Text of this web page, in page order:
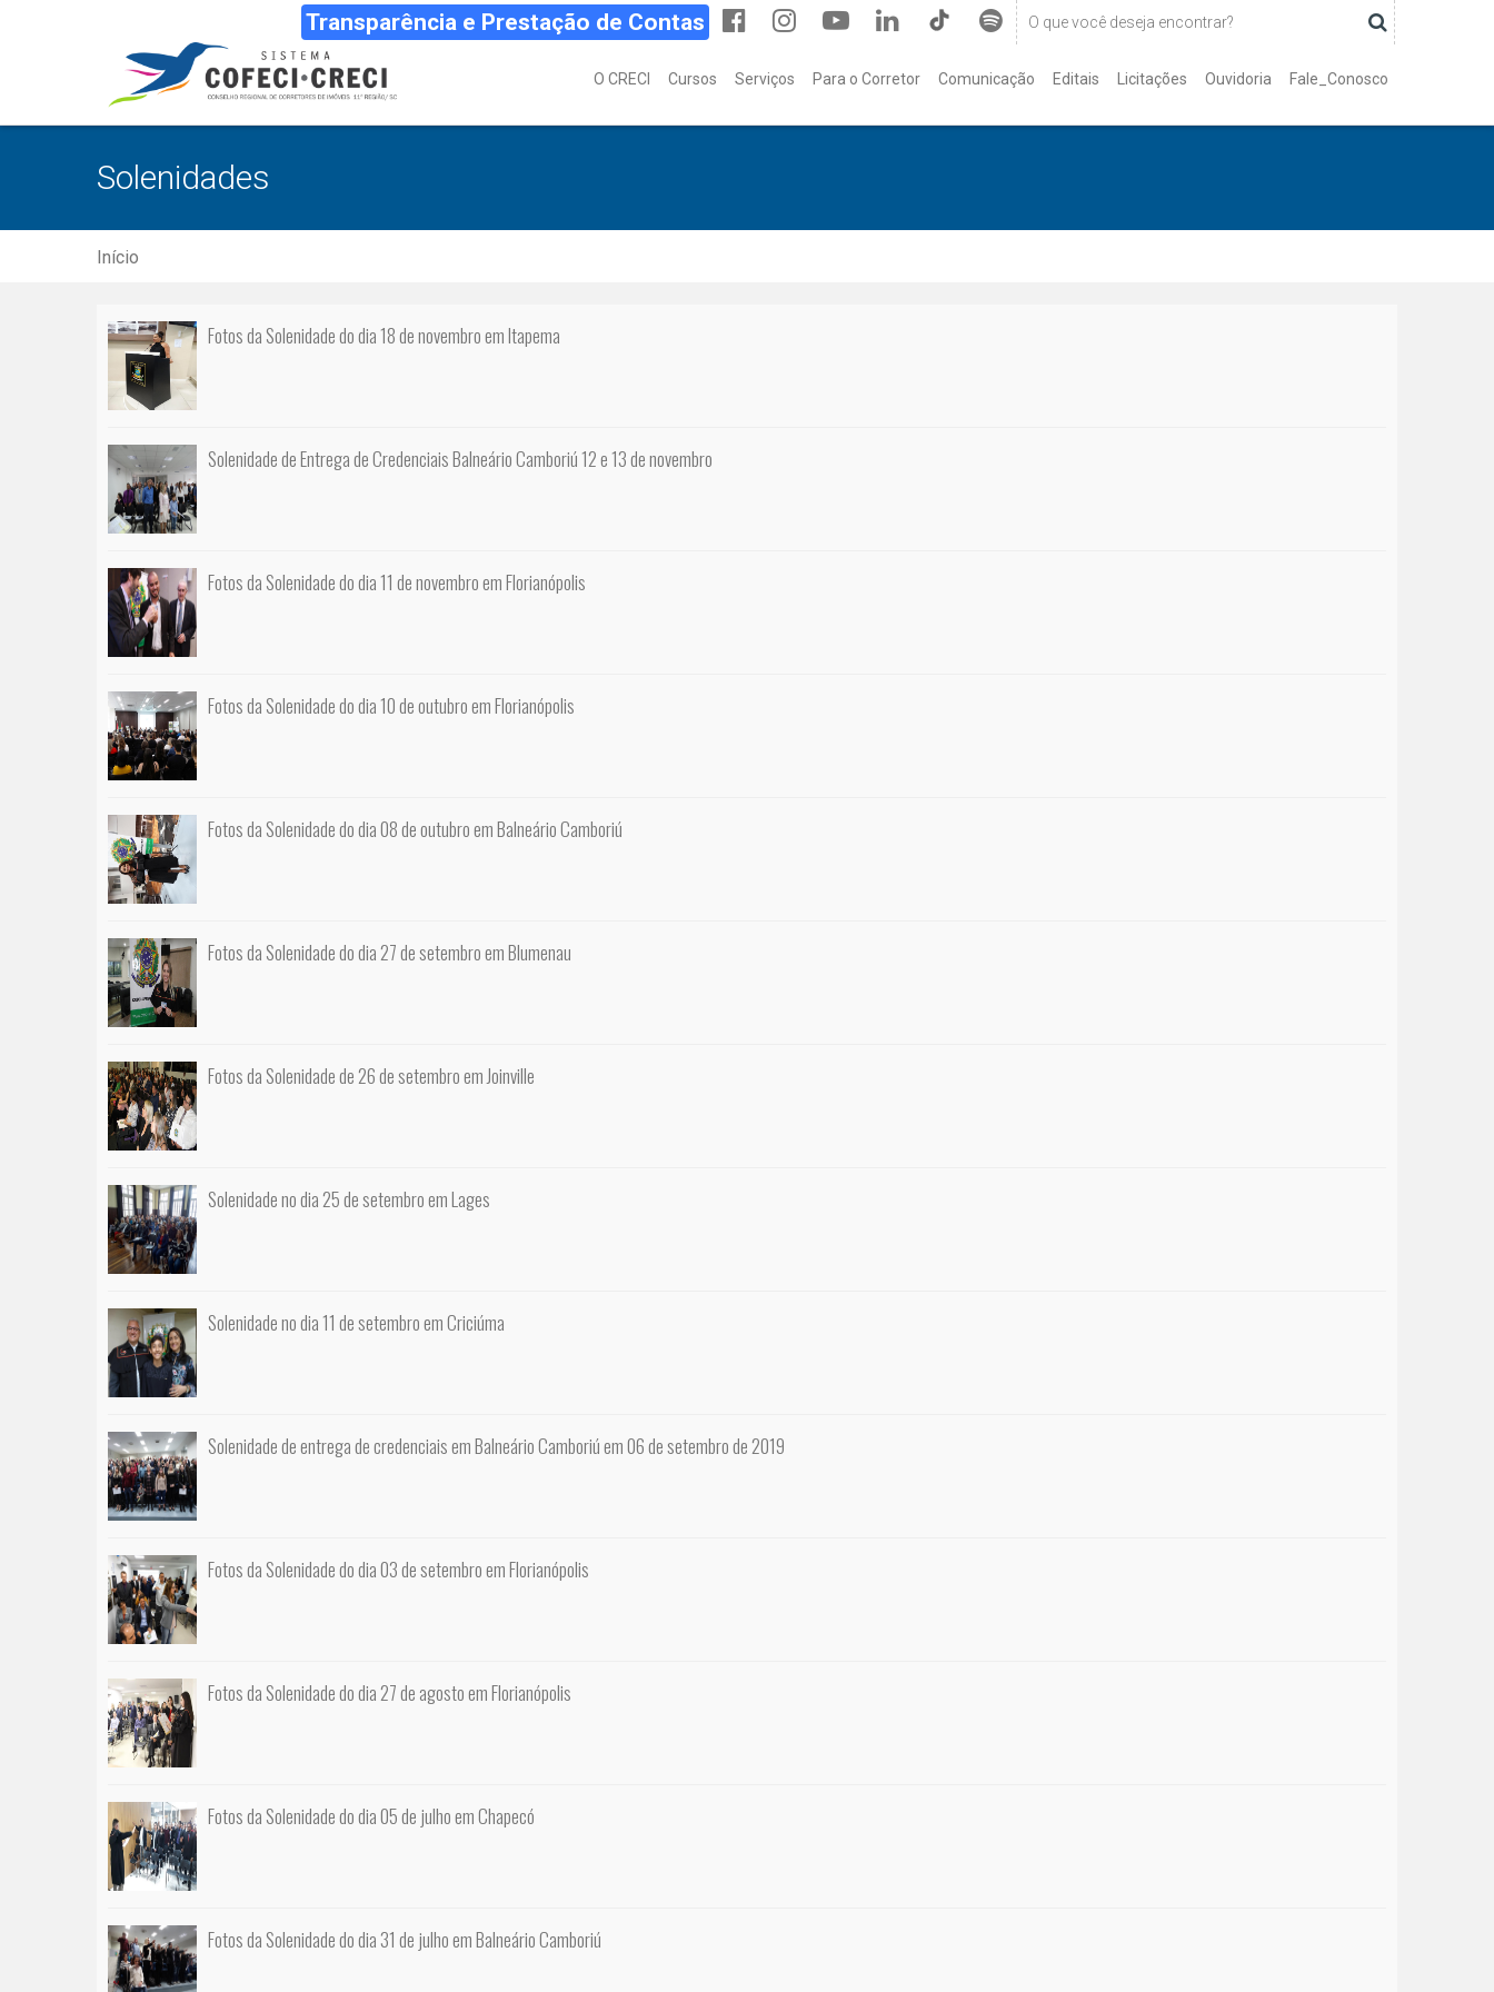
Transparência e Prestação de Contas
O CRECI Cursos Serviços Para o Corretor Comunicação Editais Licitações Ouvidoria Fale_Conosco
Solenidades
Início
Fotos da Solenidade do dia 18 de novembro em Itapema
Solenidade de Entrega de Credenciais Balneário Camboriú 12 e 13 de novembro
Fotos da Solenidade do dia 11 de novembro em Florianópolis
Fotos da Solenidade do dia 10 de outubro em Florianópolis
Fotos da Solenidade do dia 08 de outubro em Balneário Camboriú
Fotos da Solenidade do dia 27 de setembro em Blumenau
Fotos da Solenidade de 26 de setembro em Joinville
Solenidade no dia 25 de setembro em Lages
Solenidade no dia 11 de setembro em Criciúma
Solenidade de entrega de credenciais em Balneário Camboriú em 06 de setembro de 2019
Fotos da Solenidade do dia 03 de setembro em Florianópolis
Fotos da Solenidade do dia 27 de agosto em Florianópolis
Fotos da Solenidade do dia 05 de julho em Chapecó
Fotos da Solenidade do dia 31 de julho em Balneário Camboriú